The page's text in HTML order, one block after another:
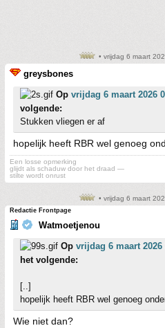
• vrijdag 6 maart
greysbones
Op vrijdag 6 maart 2026
volgende:
Stukken vliegen er af
hopelijk heeft RBR wel genoeg
Een losse opmerking
glijdt als schaduw door het draad —
stilte wordt onrust
• vrijdag 6 maart
Redactie Frontpage
Watmoetjenou
Op vrijdag 6 maart 2026
het volgende:
[..]
hopelijk heeft RBR wel genoeg
Wie niet dan?